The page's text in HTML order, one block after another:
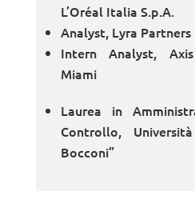
L’Oréal Italia S.p.A.
Analyst, Lyra Partners
Intern Analyst,
Miami
Laurea in
Controllo,
Bocconi”